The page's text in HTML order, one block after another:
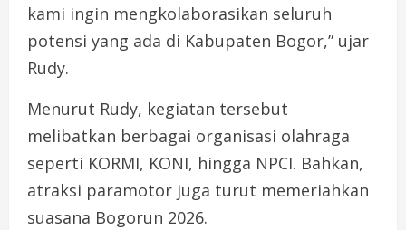
kami ingin mengkolaborasikan seluruh
potensi yang ada di Kabupaten Bogor,” ujar
Rudy.
Menurut Rudy, kegiatan tersebut
melibatkan berbagai organisasi olahraga
seperti KORMI, KONI, hingga NPCI. Bahkan,
atraksi paramotor juga turut memeriahkan
suasana Bogorun 2026.